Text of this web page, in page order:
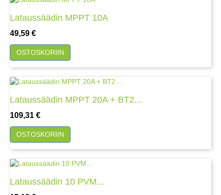
Lataussäädin MPPT 10A
Hinta
49,59 €
OSTOSKORIIN
Lataussäädin MPPT 20A + BT2...
Hinta
109,31 €
OSTOSKORIIN
Lataussäädin 10 PVM...